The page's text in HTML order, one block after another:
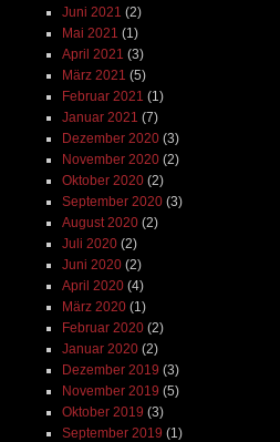
Juni 2021 (2)
Mai 2021 (1)
April 2021 (3)
März 2021 (5)
Februar 2021 (1)
Januar 2021 (7)
Dezember 2020(3)
November 2020(2)
Oktober 2020(2)
September 2020(3)
August 2020(2)
Juli 2020(2)
Juni 2020(2)
April 2020(4)
März 2020(1)
Februar 2020(2)
Januar 2020(2)
Dezember 2019 (3)
November 2019 (5)
Oktober 2019 (3)
September 2019 (1)